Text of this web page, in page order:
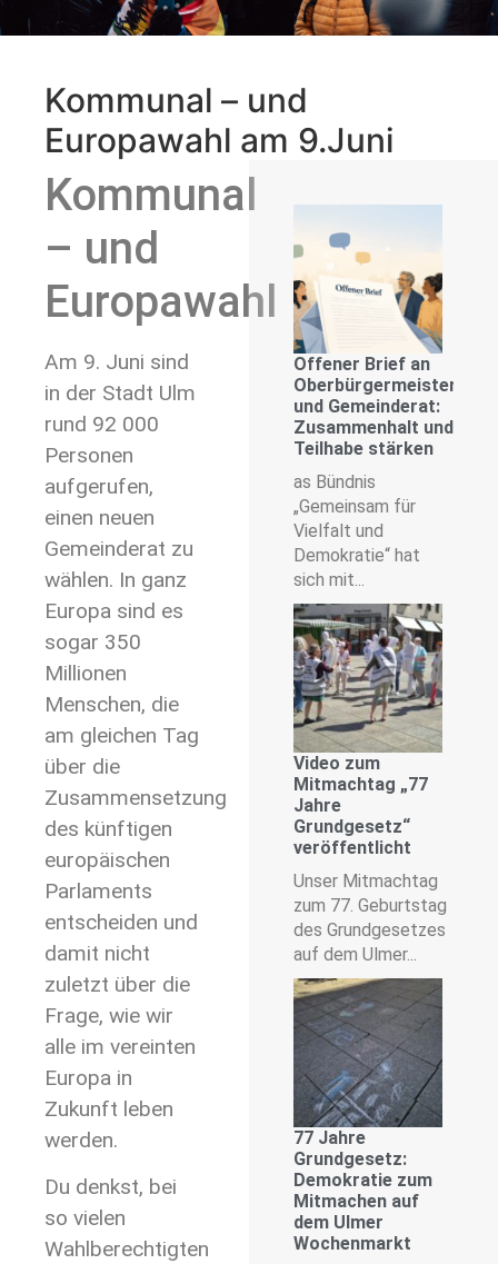
Kommunal – und
Europawahl am 9.Juni
Kommunal
– und
Europawahl
Am 9. Juni sind
in der Stadt Ulm
rund 92 000
Personen
aufgerufen,
einen neuen
Gemeinderat zu
wählen. In ganz
Europa sind es
sogar 350
Millionen
Menschen, die
am gleichen Tag
über die
Zusammensetzung
des künftigen
europäischen
Parlaments
entscheiden und
damit nicht
zuletzt über die
Frage, wie wir
alle im vereinten
Europa in
Zukunft leben
werden.
Du denkst, bei
so vielen
Wahlberechtigten
Offener Brief an
Oberbürgermeister
und Gemeinderat:
Zusammenhalt und
Teilhabe stärken
as Bündnis
„Gemeinsam für
Vielfalt und
Demokratie“ hat
sich mit...
Video zum
Mitmachtag „77
Jahre
Grundgesetz“
veröffentlicht
Unser Mitmachtag
zum 77. Geburtstag
des Grundgesetzes
auf dem Ulmer...
77 Jahre
Grundgesetz:
Demokratie zum
Mitmachen auf
dem Ulmer
Wochenmarkt